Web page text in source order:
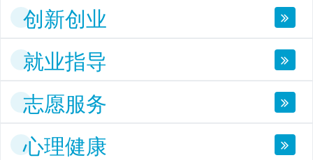
创新创业
就业指导
志愿服务
心理健康